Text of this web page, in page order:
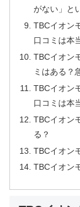
がない」と
TBCイオン
口コミは本
TBCイオン
ミはある？
TBCイオン
口コミは本
TBCイオン
る？
TBCイオン
TBCイオン